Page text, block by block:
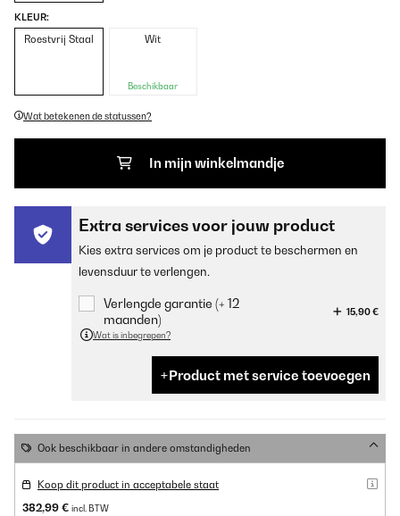
KLEUR:
Roestvrij Staal Wit
Beschikbaar
Wat betekenen de statussen?
In mijn winkelmandje
Extra services voor jouw product
Kies extra services om je product te beschermen en
levensduur te verlengen.
Verlengde garantie (+ 12
maanden)
15,90 €
Wat is inbegrepen?
Product met service toevoegen
Ook beschikbaar in andere omstandigheden
Koop dit product in acceptabele staat
382,99 € incl. BTW